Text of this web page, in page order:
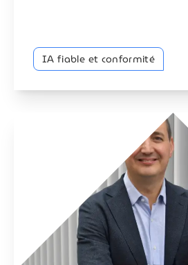
IA fiable et conformité